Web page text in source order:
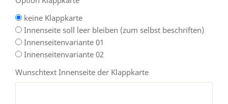
keine Klappkarte
Innenseite soll leer bleiben (zum selbst beschriften)
Innenseitenvariante 01
Innenseitenvariante 02
Wunschtext Innenseite der Klappkarte